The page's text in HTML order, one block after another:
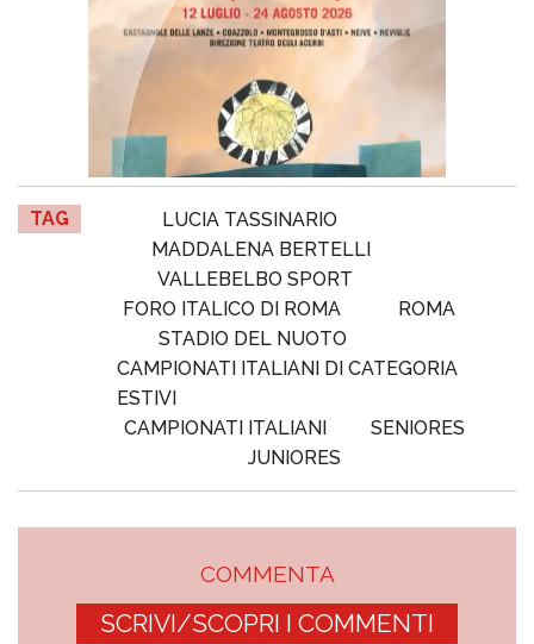
TAG
LUCIA TASSINARIO
MADDALENA BERTELLI
VALLEBELBO SPORT
FORO ITALICO DI ROMA
ROMA
STADIO DEL NUOTO
CAMPIONATI ITALIANI DI CATEGORIA
ESTIVI
CAMPIONATI ITALIANI
SENIORES
JUNIORES
COMMENTA
SCRIVI/SCOPRI I COMMENTI